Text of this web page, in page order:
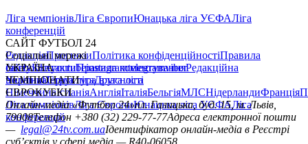
Ліга чемпіонівЛіга ЄвропиЮнацька ліга УЄФАЛіга
конференцій
САЙТ ФУТБОЛ 24
РедакціяПрогнозиПолітика конфіденційностіПравила
сайтуКонтактиПравила коментуванняРедакційна
політикаСтруктура власності
Соціальні мережі
facebookxyoutubeinstagramtelegramviber
УКРАЇНА
УкраїнаПерша лігаДруга ліга
ЧЕМПІОНАТИ
НімеччинаІспаніяАнгліяІталіяБельгіяМЛСНідерландиФранція
ЄВРОКУБКИ
Ліга чемпіонівЛіга ЄвропиЮнацька ліга УЄФАЛіга
конференцій
Онлайн-медіа «Футбол 24»пл. Галицька, буд. 15, м. Львів,
79008Телефон +380 (32) 229-77-77Адреса електронної пошти
— legal@24tv.com.uaІдентифікатор онлайн-медіа в Реєстрі